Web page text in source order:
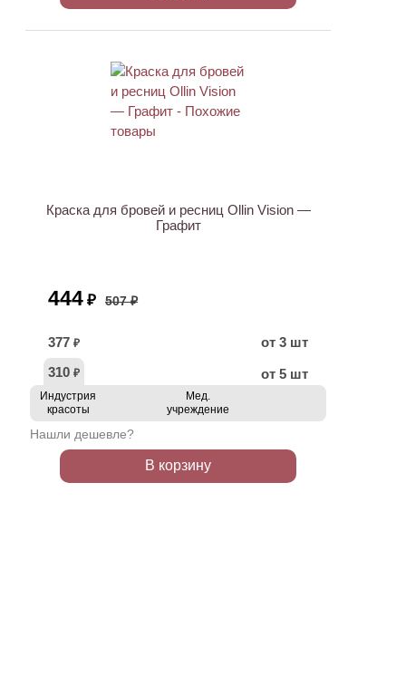
Краска для бровей и ресниц Ollin Vision —
Графит
444 ₽ 507 ₽
377 ₽
от 3 шт
310 ₽ от 5 шт
Индустрия
красоты
Мед.
учреждение
Нашли дешевле?
В корзину